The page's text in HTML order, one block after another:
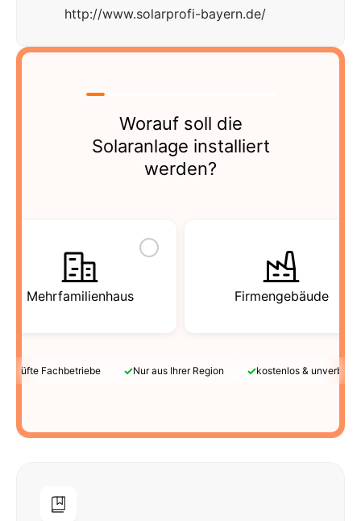
http://www.solarprofi-bayern.de/
Worauf soll die
Solaranlage installiert
werden?
Mehrfamilienhaus Firmengebäude
Fachbetriebe ✓Nur aus Ihrer Region ✓kostenlos &